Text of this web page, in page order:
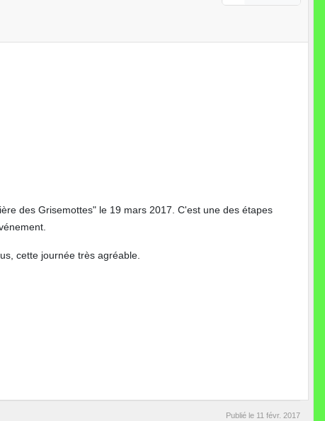
des Grisemottes" le 19 mars 2017. C'est une des étapes
cette journée très agréable.
Publié le 11 févr. 2017